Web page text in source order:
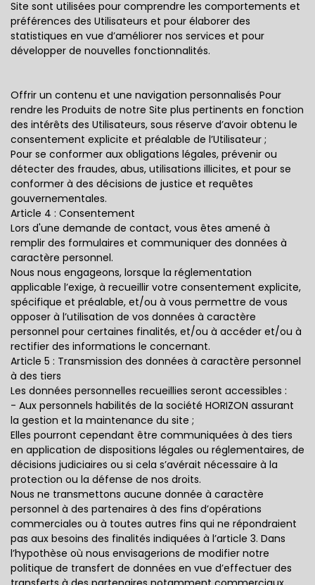
Site sont utilisées pour comprendre les comportements et
préférences des Utilisateurs et pour élaborer des
statistiques en vue d’améliorer nos services et pour
développer de nouvelles fonctionnalités.
Offrir un contenu et une navigation personnalisés Pour
rendre les Produits de notre Site plus pertinents en fonction
des intérêts des Utilisateurs, sous réserve d’avoir obtenu le
consentement explicite et préalable de l’Utilisateur ;
Pour se conformer aux obligations légales, prévenir ou
détecter des fraudes, abus, utilisations illicites, et pour se
conformer à des décisions de justice et requêtes
gouvernementales.
Article 4 : Consentement
Lors d'une demande de contact, vous êtes amené à
remplir des formulaires et communiquer des données à
caractère personnel.
Nous nous engageons, lorsque la réglementation
applicable l’exige, à recueillir votre consentement explicite,
spécifique et préalable, et/ou à vous permettre de vous
opposer à l’utilisation de vos données à caractère
personnel pour certaines finalités, et/ou à accéder et/ou à
rectifier des informations le concernant.
Article 5 : Transmission des données à caractère personnel
à des tiers
Les données personnelles recueillies seront accessibles :
- Aux personnels habilités de la société HORIZON assurant
la gestion et la maintenance du site ;
Elles pourront cependant être communiquées à des tiers
en application de dispositions légales ou réglementaires, de
décisions judiciaires ou si cela s’avérait nécessaire à la
protection ou la défense de nos droits.
Nous ne transmettons aucune donnée à caractère
personnel à des partenaires à des fins d’opérations
commerciales ou à toutes autres fins qui ne répondraient
pas aux besoins des finalités indiquées à l’article 3. Dans
l’hypothèse où nous envisagerions de modifier notre
politique de transfert de données en vue d’effectuer des